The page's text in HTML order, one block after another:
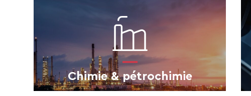
Chimie & pétrochimie